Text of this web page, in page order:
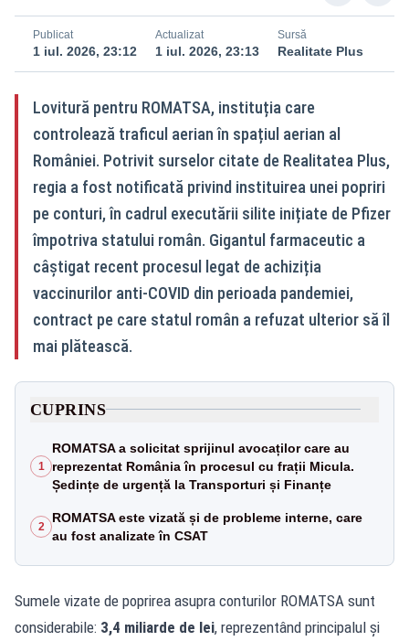
Publicat
1 iul. 2026, 23:12
Actualizat
1 iul. 2026, 23:13
Sursă
Realitate Plus
Lovitură pentru ROMATSA, instituția care
controlează traficul aerian în spațiul aerian al
României. Potrivit surselor citate de Realitatea Plus,
regia a fost notificată privind instituirea unei popriri
pe conturi, în cadrul executării silite inițiate de Pfizer
împotriva statului român. Gigantul farmaceutic a
câștigat recent procesul legat de achiziția
vaccinurilor anti‑COVID din perioada pandemiei,
contract pe care statul român a refuzat ulterior să îl
mai plătească.
CUPRINS
1
ROMATSA a solicitat sprijinul avocaților care au
reprezentat România în procesul cu frații Micula.
Ședințe de urgență la Transporturi și Finanțe
2
ROMATSA este vizată și de probleme interne, care
au fost analizate în CSAT
Sumele vizate de poprirea asupra conturilor ROMATSA sunt
considerabile: 3,4 miliarde de lei, reprezentând principalul și